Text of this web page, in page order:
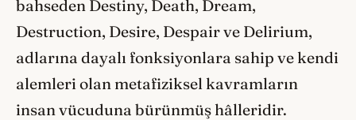
bahseden Destiny, Death, Dream,
Destruction, Desire, Despair ve Delirium,
adlarına dayalı fonksiyonlara sahip ve kendi
alemleri olan metafiziksel kavramların
insan vücuduna bürünmüş hâlleridir.